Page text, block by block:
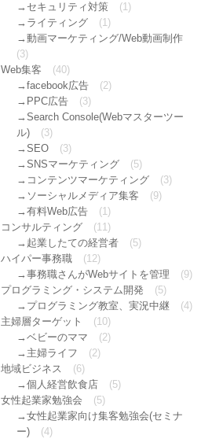
セキュリティ対策
(1)
ライティング
(1)
動画マーケティング/Web動画制作
(3)
Web集客
(40)
facebook広告
(2)
PPC広告
(3)
Search Console(Webマスターツー
ル)
(3)
SEO
(3)
SNSマーケティング
(5)
コンテンツマーケティング
(3)
ソーシャルメディア集客
(9)
有料Web広告
(1)
コンサルティング
(11)
起業したての経営者
(5)
ハイパー事務職
(12)
事務職さんがWebサイトを管理
(9)
プログラミング・システム開発
(5)
プログラミング教室、実況中継
(4)
主婦層ターゲット
(10)
ベビーのママ
(2)
主婦ライフ
(2)
地域ビジネス
(6)
個人経営飲食店
(5)
女性起業家勉強会
(5)
女性起業家向け集客勉強会(セミナ
ー)
(4)